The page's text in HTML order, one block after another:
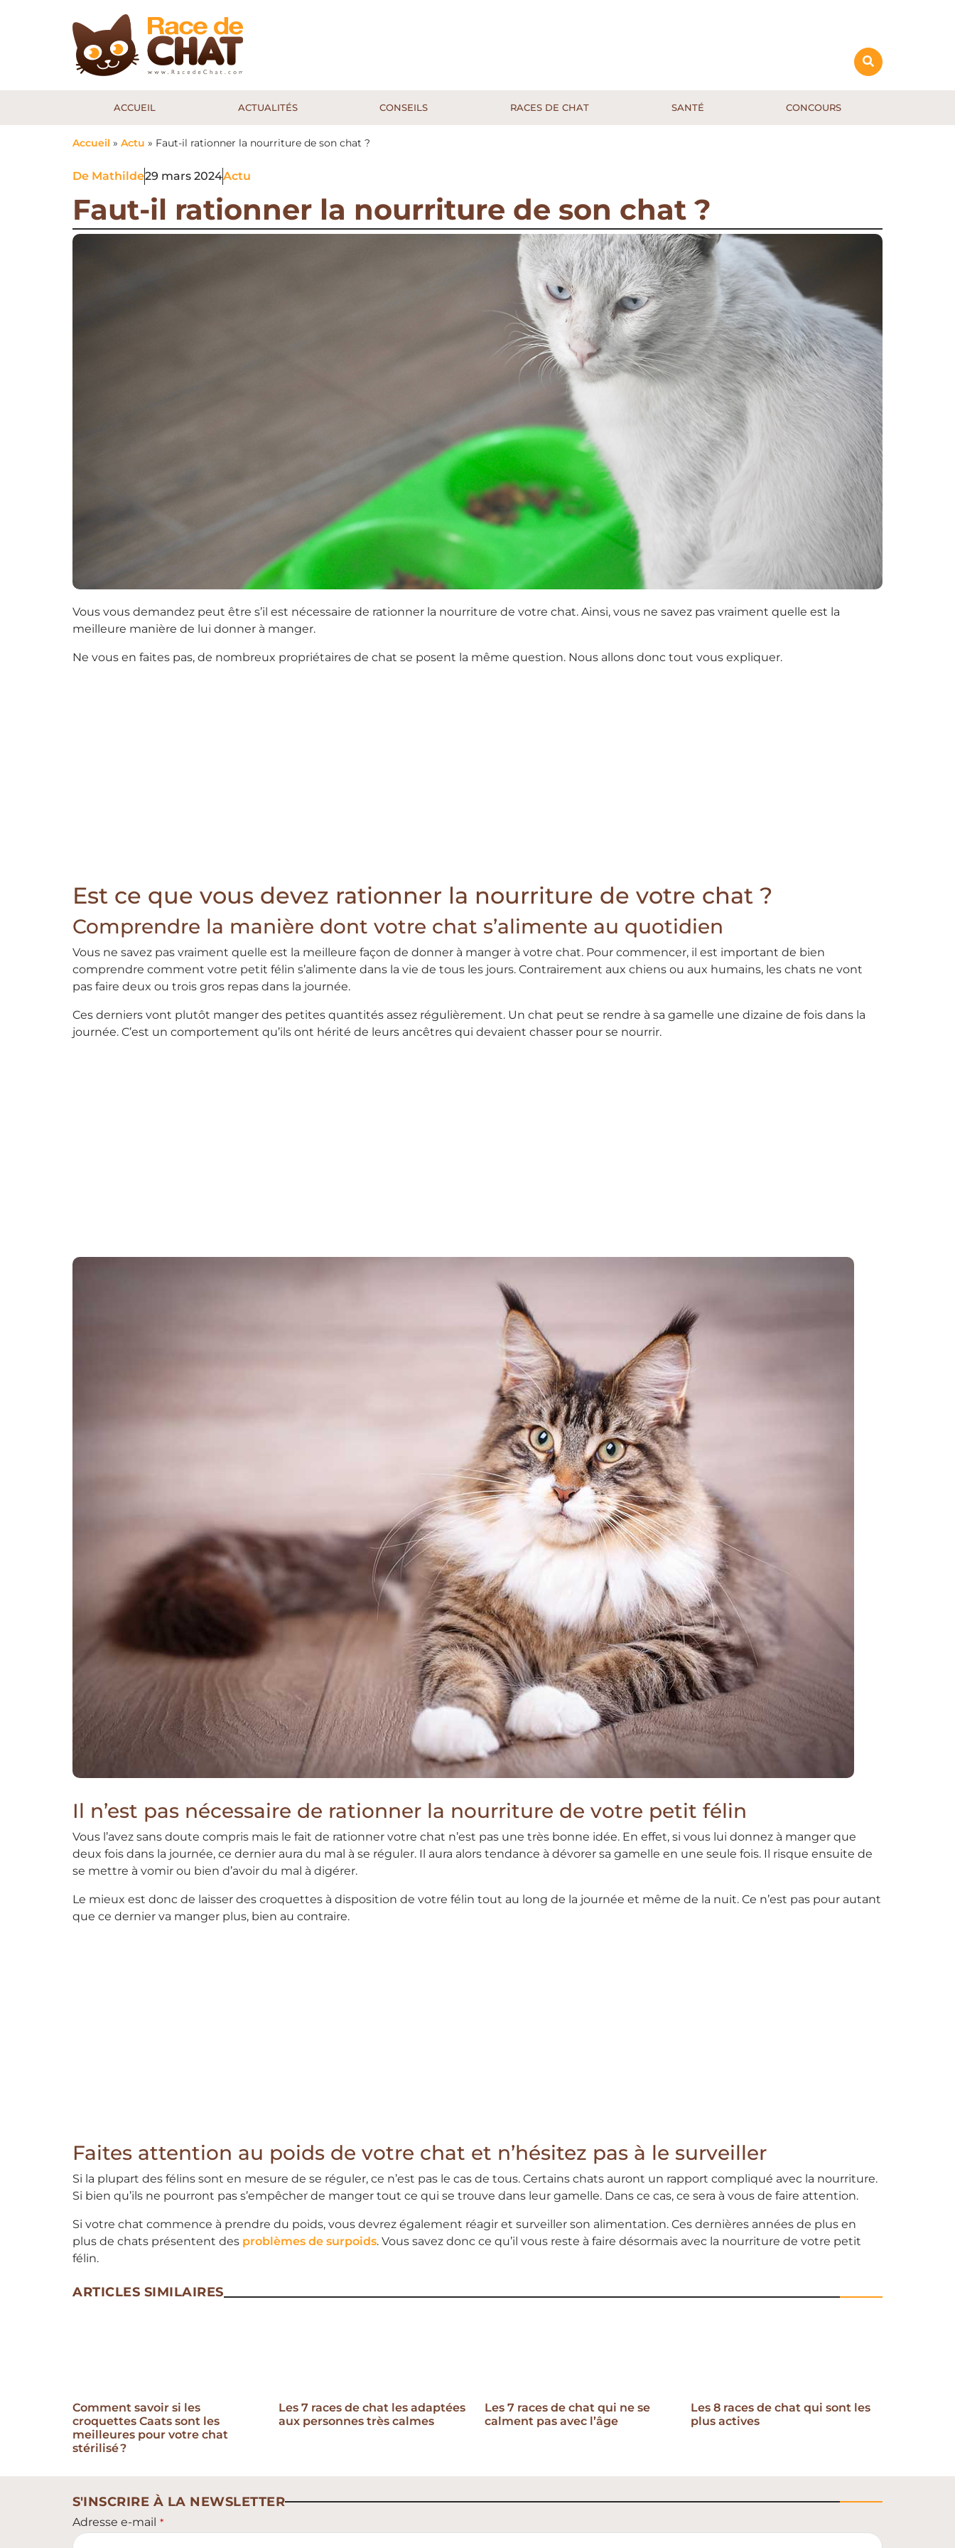
ACCUEIL ACTUALITÉS CONSEILS RACES DE CHAT SANTÉ CONCOURS
Accueil » Actu » Faut-il rationner la nourriture de son chat ?
De Mathilde29 mars 2024Actu
Faut-il rationner la nourriture de son chat ?
Vous vous demandez peut être s’il est nécessaire de rationner la nourriture de votre chat. Ainsi, vous ne savez pas vraiment quelle est la
meilleure manière de lui donner à manger.
Ne vous en faites pas, de nombreux propriétaires de chat se posent la même question. Nous allons donc tout vous expliquer.
Est ce que vous devez rationner la nourriture de votre chat ?
Comprendre la manière dont votre chat s’alimente au quotidien
Vous ne savez pas vraiment quelle est la meilleure façon de donner à manger à votre chat. Pour commencer, il est important de bien
comprendre comment votre petit félin s’alimente dans la vie de tous les jours. Contrairement aux chiens ou aux humains, les chats ne vont
pas faire deux ou trois gros repas dans la journée.
Ces derniers vont plutôt manger des petites quantités assez régulièrement. Un chat peut se rendre à sa gamelle une dizaine de fois dans la
journée. C’est un comportement qu’ils ont hérité de leurs ancêtres qui devaient chasser pour se nourrir.
Il n’est pas nécessaire de rationner la nourriture de votre petit félin
Vous l’avez sans doute compris mais le fait de rationner votre chat n’est pas une très bonne idée. En effet, si vous lui donnez à manger que
deux fois dans la journée, ce dernier aura du mal à se réguler. Il aura alors tendance à dévorer sa gamelle en une seule fois. Il risque ensuite de
se mettre à vomir ou bien d’avoir du mal à digérer.
Le mieux est donc de laisser des croquettes à disposition de votre félin tout au long de la journée et même de la nuit. Ce n’est pas pour autant
que ce dernier va manger plus, bien au contraire.
Faites attention au poids de votre chat et n’hésitez pas à le surveiller
Si la plupart des félins sont en mesure de se réguler, ce n’est pas le cas de tous. Certains chats auront un rapport compliqué avec la nourriture.
Si bien qu’ils ne pourront pas s’empêcher de manger tout ce qui se trouve dans leur gamelle. Dans ce cas, ce sera à vous de faire attention.
Si votre chat commence à prendre du poids, vous devrez également réagir et surveiller son alimentation. Ces dernières années de plus en
plus de chats présentent des problèmes de surpoids. Vous savez donc ce qu’il vous reste à faire désormais avec la nourriture de votre petit
félin.
ARTICLES SIMILAIRES
Comment savoir si les
croquettes Caats sont les
meilleures pour votre chat
stérilisé ?
Les 7 races de chat les adaptées
aux personnes très calmes
Les 7 races de chat qui ne se
calment pas avec l’âge
Les 8 races de chat qui sont les
plus actives
S'INSCRIRE À LA NEWSLETTER
Adresse e-mail *